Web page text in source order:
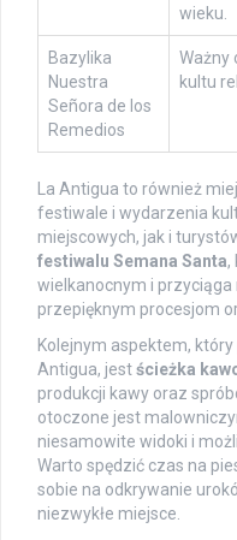
wieku.
Bazylika
Nuestra
Señora de los
Remedios
Ważny
kultu
La Antigua to również
festiwale i wydarzenia
miejscowych, jak i
festiwalu Semana Santa,
wielkanocnym i
przepięknym procesjom
Kolejnym aspektem,
Antigua, jestścieżka
produkcji kawy oraz
otoczone jest
niesamowite widoki i
Warto spędzić czas na
sobie na odkrywanie
niezwykłe miejsce.